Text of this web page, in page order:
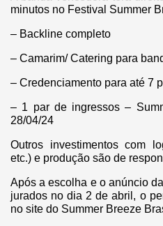
minutos no Festival Summer
– Backline completo
– Camarim/ Catering para
– Credenciamento para até 7
– 1 par de ingressos –
28/04/24
Outros investimentos com
etc.) e produção são de
Após a escolha e o anúncio
jurados no dia 2 de abril, o
no site do Summer Breeze